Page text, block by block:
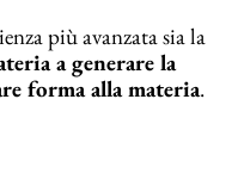
più avanzata sia la
a generare la
forma alla materia.